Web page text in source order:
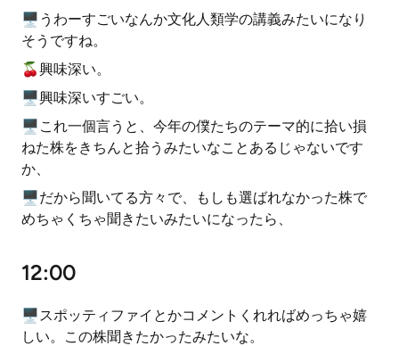
🖥うわーすごいなんか文化人類学の講義みたいになり
そうですね。
🍒興味深い。
🖥興味深いすごい。
🖥これ一個言うと、今年の僕たちのテーマ的に拾い損
ねた株をきちんと拾うみたいなことあるじゃないです
か、
🖥だから聞いてる方々で、もしも選ばれなかった株で
めちゃくちゃ聞きたいみたいになったら、
12:00
🖥スポッティファイとかコメントくれればめっちゃ嬉
しい。この株聞きたかったみたいな。